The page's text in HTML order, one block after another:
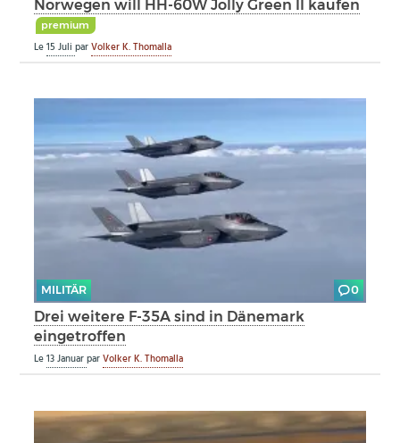
Norwegen will HH-60W Jolly Green II kaufen
premium
Le15 JuliparVolker K. Thomalla
MILITÄR 0
Drei weitere F-35A sind in Dänemark
eingetroffen
Le13 JanuarparVolker K. Thomalla